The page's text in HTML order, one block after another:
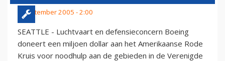
3 september 2005 - 2:00
SEATTLE - Luchtvaart en defensieconcern Boeing
doneert een miljoen dollar aan het Amerikaanse Rode
Kruis voor noodhulp aan de gebieden in de Verenigde